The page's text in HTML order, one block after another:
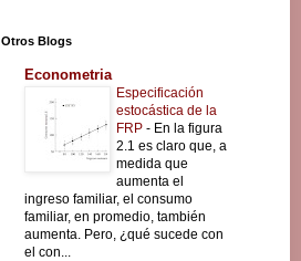
Otros Blogs
Econometria
Especificación
estocástica de la
FRP - En la figura
2.1 es claro que, a
medida que
aumenta el
ingreso familiar, el consumo
familiar, en promedio, también
aumenta. Pero, ¿qué sucede con
el con...